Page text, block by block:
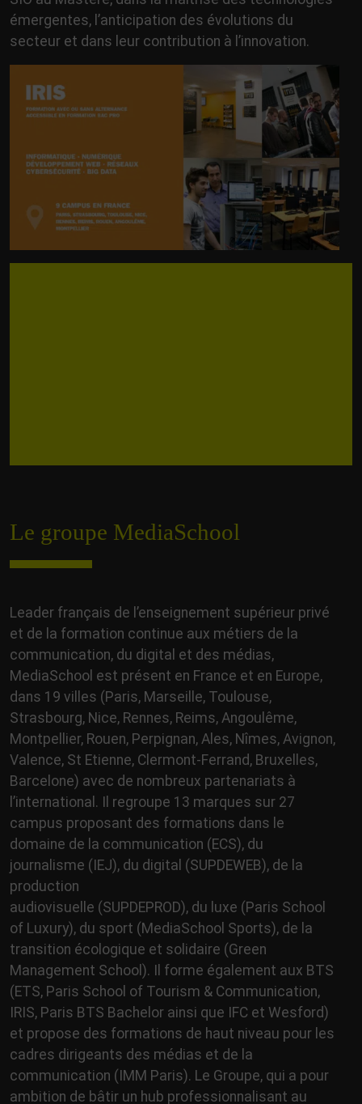
émergentes, l’anticipation des évolutions du
secteur et dans leur contribution à l’innovation.
Le groupe MediaSchool
Leader français de l’enseignement supérieur privé
et de la formation continue aux métiers de la
communication, du digital et des médias,
MediaSchool est présent en France et en Europe,
dans 19 villes (Paris, Marseille, Toulouse,
Strasbourg, Nice, Rennes, Reims, Angoulême,
Montpellier, Rouen, Perpignan, Ales, Nîmes, Avignon,
Valence, St Etienne, Clermont-Ferrand, Bruxelles,
Barcelone) avec de nombreux partenariats à
l’international. Il regroupe 13 marques sur 27
campus proposant des formations dans le
domaine de la communication (ECS), du
journalisme (IEJ), du digital (SUPDEWEB), de la
production
audiovisuelle (SUPDEPROD), du luxe (Paris School
of Luxury), du sport (MediaSchool Sports), de la
transition écologique et solidaire (Green
Management School). Il forme également aux BTS
(ETS, Paris School of Tourism & Communication,
IRIS, Paris BTS Bachelor ainsi que IFC et Wesford)
et propose des formations de haut niveau pour les
cadres dirigeants des médias et de la
communication (IMM Paris). Le Groupe, qui a pour
ambition de bâtir un hub professionnalisant au